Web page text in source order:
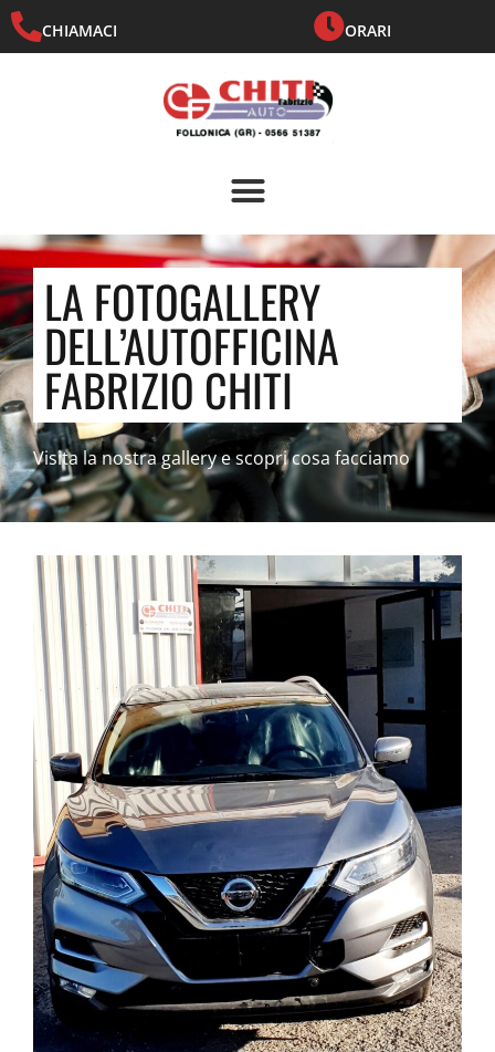
CHIAMACI ORARI
LA FOTOGALLERY
DELL’AUTOFFICINA
FABRIZIO CHITI
Visita la nostra gallery e scopri cosa facciamo